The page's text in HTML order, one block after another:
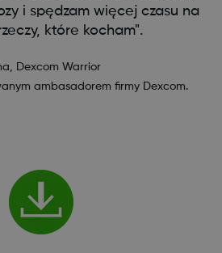
i spędzam więcej czasu na
które kocham".
Dexcom Warrior
ambasadorem firmy Dexcom.